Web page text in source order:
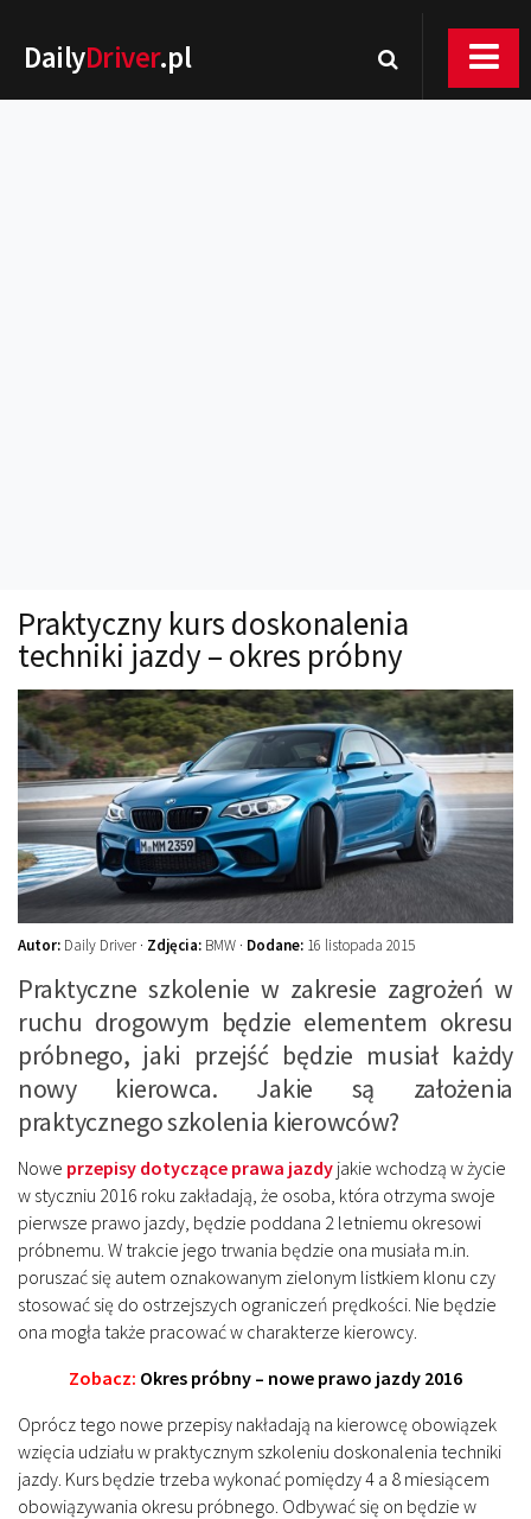
DailyDriver.pl
Technika jazdy
Oświetlenie
Kalkulatory
Przelicznik mocy
Auto z niemiec
Galerie
Praktyczny kurs doskonalenia
techniki jazdy – okres próbny
Autor: Daily Driver · Zdjęcia: BMW · Dodane: 16 listopada 2015
Praktyczne szkolenie w zakresie zagrożeń w
ruchu drogowym będzie elementem okresu
próbnego, jaki przejść będzie musiał każdy
nowy kierowca. Jakie są założenia
praktycznego szkolenia kierowców?
Nowe przepisy dotyczące prawa jazdy jakie wchodzą w życie
w styczniu 2016 roku zakładają, że osoba, która otrzyma swoje
pierwsze prawo jazdy, będzie poddana 2 letniemu okresowi
próbnemu. W trakcie jego trwania będzie ona musiała m.in.
poruszać się autem oznakowanym zielonym listkiem klonu czy
stosować się do ostrzejszych ograniczeń prędkości. Nie będzie
ona mogła także pracować w charakterze kierowcy.
Zobacz: Okres próbny – nowe prawo jazdy 2016
Oprócz tego nowe przepisy nakładają na kierowcę obowiązek
wzięcia udziału w praktycznym szkoleniu doskonalenia techniki
jazdy. Kurs będzie trzeba wykonać pomiędzy 4 a 8 miesiącem
obowiązywania okresu próbnego. Odbywać się on będzie w